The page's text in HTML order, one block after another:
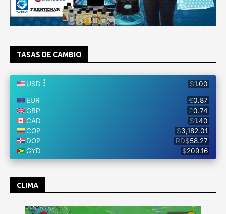
TASAS DE CAMBIO
CLIMA